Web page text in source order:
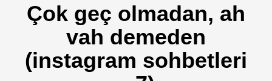
Çok geç olmadan, ah
vah demeden
(instagram sohbetleri